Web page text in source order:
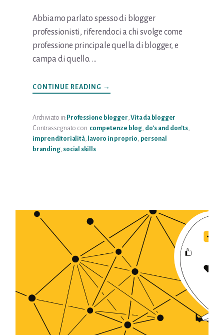
Abbiamo parlato spesso di blogger
professionisti, riferendoci a chi svolge come
professione principale quella di blogger, e
campa di quello. …
CONTINUE READING INFOMILLE
MODI
BLOGGER
→
Archiviato in: Professione blogger ,Vita da blogger
Contrassegnato con: competenze blog do’s and don’ts,
imprenditorialità, lavoro in proprio personal
branding, social skills